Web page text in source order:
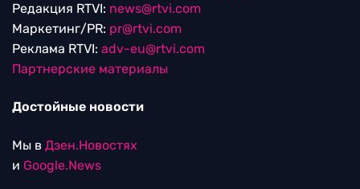
Редакция RTVI: news@rtvi.com
Маркетинг/PR: pr@rtvi.com
Реклама RTVI: adv-eu@rtvi.com
Партнерские материалы
Достойные новости
Мы в Дзен.Новостях
и Google.News